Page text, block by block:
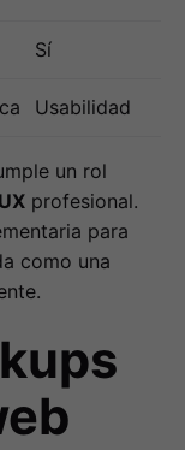
Sí
Usabilidad
un rol
profesional.
para
como una